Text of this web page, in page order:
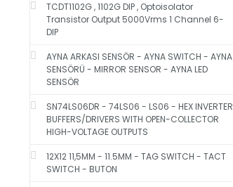
TCDT1102G , 1102G DIP , Optoisolator
Transistor Output 5000Vrms 1 Channel 6-
DIP
AYNA ARKASI SENSÖR - AYNA SWITCH - AYNA
SENSÖRÜ - MIRROR SENSOR - AYNA LED
SENSÖR
SN74LS06DR - 74LS06 - LS06 - HEX INVERTER
BUFFERS/DRIVERS WITH OPEN-COLLECTOR
HIGH-VOLTAGE OUTPUTS
12X12 11,5MM - 11.5MM - TAG SWITCH - TACT
SWITCH - BUTON